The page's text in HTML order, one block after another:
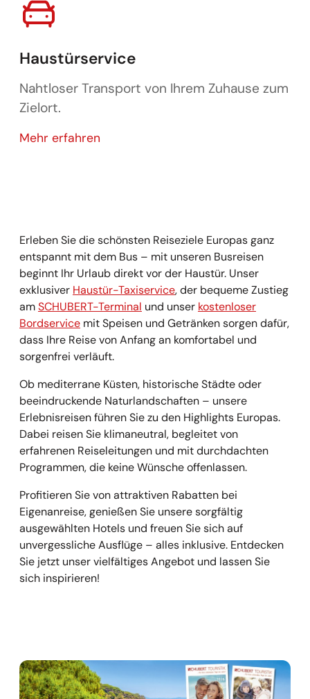
Haustürservice
Nahtloser Transport von Ihrem Zuhause zum
Zielort.
Haustürservice
Mehr erfahren
Erleben Sie die schönsten Reiseziele Europas ganz
entspannt mit dem Bus – mit unseren Busreisen
beginnt Ihr Urlaub direkt vor der Haustür. Unser
exklusiver Haustür-Taxiservice, der bequeme Zustieg
amSCHUBERT-Terminal und unser kostenloser
Bordservice mit Speisen und Getränken sorgen dafür,
dass Ihre Reise von Anfang an komfortabel und
sorgenfrei verläuft.
Ob mediterrane Küsten, historische Städte oder
beeindruckende Naturlandschaften – unsere
Erlebnisreisen führen Sie zu den Highlights Europas.
Dabei reisen Sie klimaneutral, begleitet von
erfahrenen Reiseleitungen und mit durchdachten
Programmen, die keine Wünsche offenlassen.
Profitieren Sie von attraktiven Rabatten bei
Eigenanreise, genießen Sie unsere sorgfältig
ausgewählten Hotels und freuen Sie sich auf
unvergessliche Ausflüge – alles inklusive. Entdecken
Sie jetzt unser vielfältiges Angebot und lassen Sie
sich inspirieren!